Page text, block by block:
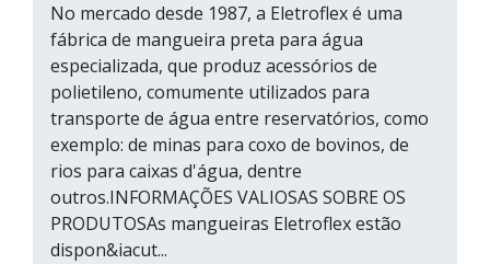
No mercado desde 1987, a Eletroflex é uma
fábrica de mangueira preta para água
especializada, que produz acessórios de
polietileno, comumente utilizados para
transporte de água entre reservatórios, como
exemplo: de minas para coxo de bovinos, de
rios para caixas d'água, dentre
outros.INFORMAÇÕES VALIOSAS SOBRE OS
PRODUTOSAs mangueiras Eletroflex estão
dispon&iacut...